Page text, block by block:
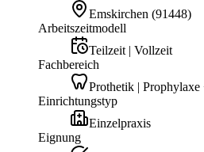
Emskirchen (91448)
Arbeitszeitmodell
Teilzeit | Vollzeit
Fachbereich
Prothetik | Prophylaxe
Einrichtungstyp
Einzelpraxis
Eignung